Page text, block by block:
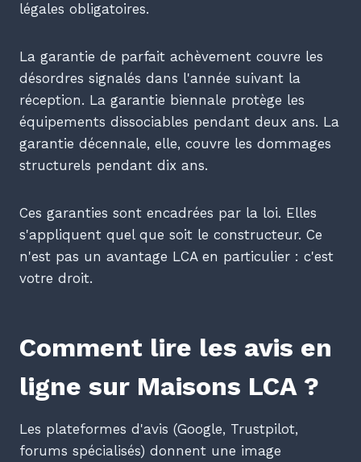
légales obligatoires.
La garantie de parfait achèvement couvre les
désordres signalés dans l'année suivant la
réception. La garantie biennale protège les
équipements dissociables pendant deux ans. La
garantie décennale, elle, couvre les dommages
structurels pendant dix ans.
Ces garanties sont encadrées par la loi. Elles
s'appliquent quel que soit le constructeur. Ce
n'est pas un avantage LCA en particulier : c'est
votre droit.
Comment lire les avis en
ligne sur Maisons LCA ?
Les plateformes d'avis (Google, Trustpilot,
forums spécialisés) donnent une image